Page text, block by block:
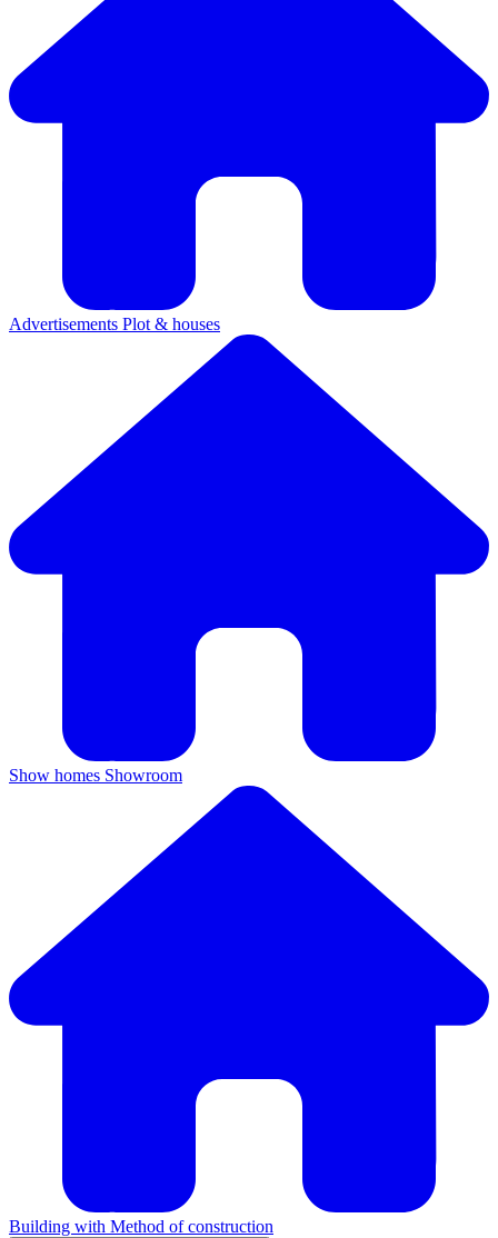
Advertisements Plot & houses
Show homes Showroom
Building with Method of construction